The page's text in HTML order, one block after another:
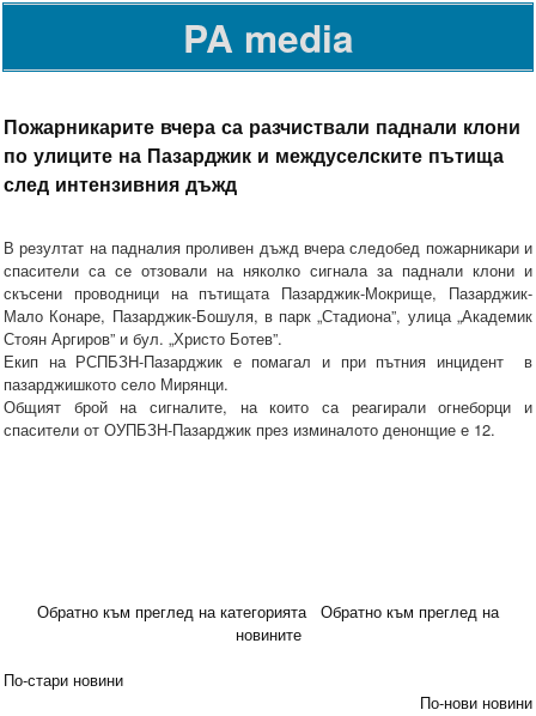
PA media
Пожарникарите вчера са разчиствали паднали клони
по улиците на Пазарджик и междуселските пътища
след интензивния дъжд
В резултат на падналия проливен дъжд вчера следобед пожарникари и
спасители са се отзовали на няколко сигнала за паднали клони и
скъсени проводници на пътищата Пазарджик-Мокрище, Пазарджик-
Мало Конаре, Пазарджик-Бошуля, в парк „Стадиона”, улица „Академик
Стоян Аргиров” и бул. „Христо Ботев”.
Екип на РСПБЗН-Пазарджик е помагал и при пътния инцидент в
пазарджишкото село Мирянци.
Общият брой на сигналите, на които са реагирали огнеборци и
спасители от ОУПБЗН-Пазарджик през изминалото денонщие е 12.
Обратно към преглед на категорията
Обратно към преглед на
новините
По-стари новини
По-нови новини